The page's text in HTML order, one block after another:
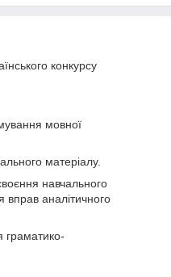
конкурсу
мовної
матеріалу.
навчального
вправ аналітичного
граматико-